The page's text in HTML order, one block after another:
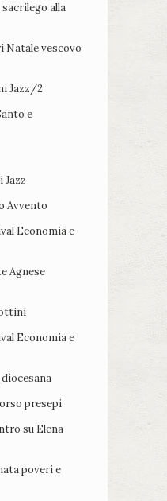
alla
Natale vescovo
Jazz/2
e
Jazz
Avvento
Economia e
Agnese
Economia e
diocesana
presepi
su Elena
poveri e